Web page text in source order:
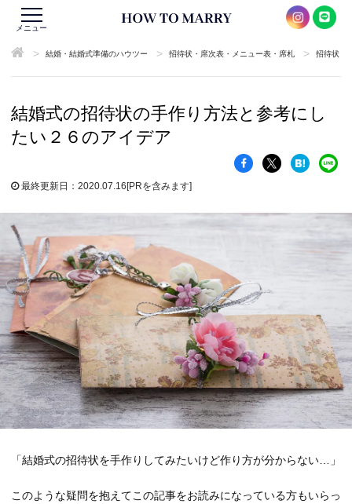
メニュー
> 結婚・結婚式準備のハウツー > 招待状・席次表・メニュー表・席札 > 招待状
結婚式の招待状の手作り方法と参考にし
たい２６のアイデア
最終更新日：2020.07.16[PRを含みます]
「結婚式の招待状を手作りしてみたいけど作り方が分からない…」
このような疑問を抱えてこの記事をお読みになっている方もいらっ